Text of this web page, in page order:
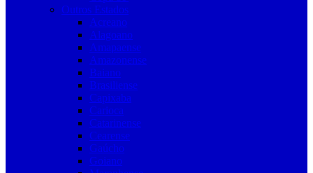
Outros Estados
Acreano
Alagoano
Amapaense
Amazonense
Baiano
Brasiliense
Capixaba
Carioca
Catarinense
Cearense
Gaúcho
Goiano